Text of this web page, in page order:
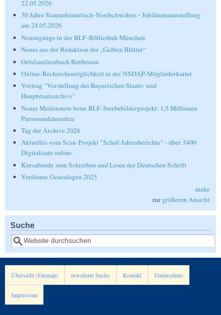
22.05.2026
30 Jahre Stammbaumtisch-Nordschwaben - Jubiläumsausstellung
am 24.05.2026
Neuzugänge in der BLF-Bibliothek München
Neues aus der Redaktion der „Gelben Blätter“
Ortsfamilienbuch Bettbrunn
Online-Recherchemöglichkeit in der NSDAP-Mitgliederkartei
Vortrag "Vorstellung des Bayerischen Staats- und
Hauptstaatsarchivs"
Neuer Meilenstein beim BLF-Sterbebilderprojekt: 1,5 Millionen
Personendatensätze
Tag der Archive 2026
Aktuelles vom Scan-Projekt "Schul-Jahresberichte" - über 3400
Digitalisate online
Kursabende zum Schreiben und Lesen der Deutschen Schrift
Verdiente Genealogen 2025
mehr
zur größeren Ansicht
Suche
Suche
Übersicht (Sitemap) erweiterte Suche Kontakt Datenschutz
Impressum